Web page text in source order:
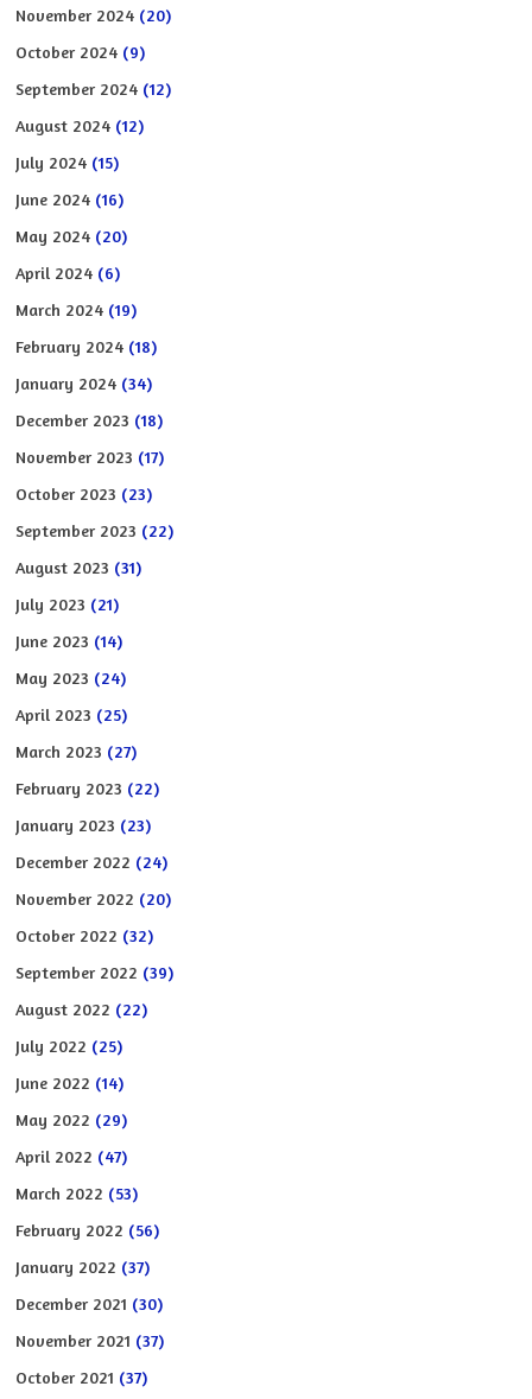
November 2024 (20)
October 2024 (9)
September 2024 (12)
August 2024 (12)
July 2024 (15)
June 2024 (16)
May 2024 (20)
April 2024 (6)
March 2024 (19)
February 2024 (18)
January 2024 (34)
December 2023 (18)
November 2023 (17)
October 2023 (23)
September 2023 (22)
August 2023 (31)
July 2023 (21)
June 2023 (14)
May 2023 (24)
April 2023 (25)
March 2023 (27)
February 2023 (22)
January 2023 (23)
December 2022 (24)
November 2022 (20)
October 2022 (32)
September 2022 (39)
August 2022 (22)
July 2022 (25)
June 2022 (14)
May 2022 (29)
April 2022 (47)
March 2022 (53)
February 2022 (56)
January 2022 (37)
December 2021 (30)
November 2021 (37)
October 2021 (37)